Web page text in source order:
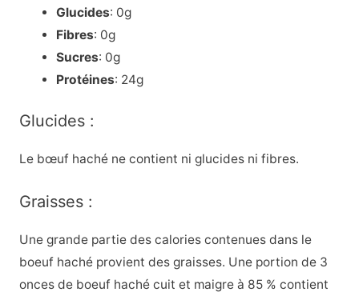
Glucides: 0g
Fibres: 0g
Sucres: 0g
Protéines: 24g
Glucides :
Le bœuf haché ne contient ni glucides ni fibres.
Graisses :
Une grande partie des calories contenues dans le
boeuf haché provient des graisses. Une portion de 3
onces de boeuf haché cuit et maigre à 85 % contient